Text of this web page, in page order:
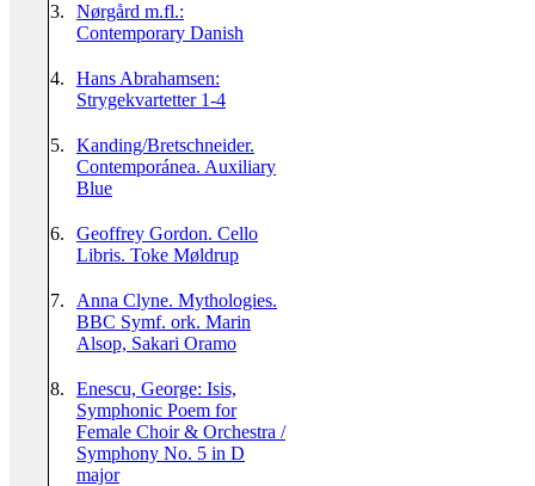
3.
Nørgård m.fl.:
Contemporary Danish
4.
Hans Abrahamsen:
Strygekvartetter 1-4
5.
Kanding/Bretschneider.
Contemporánea. Auxiliary
Blue
6.
Geoffrey Gordon. Cello
Libris. Toke Møldrup
7.
Anna Clyne. Mythologies.
BBC Symf. ork. Marin
Alsop, Sakari Oramo
8.
Enescu, George: Isis,
Symphonic Poem for
Female Choir & Orchestra /
Symphony No. 5 in D
major